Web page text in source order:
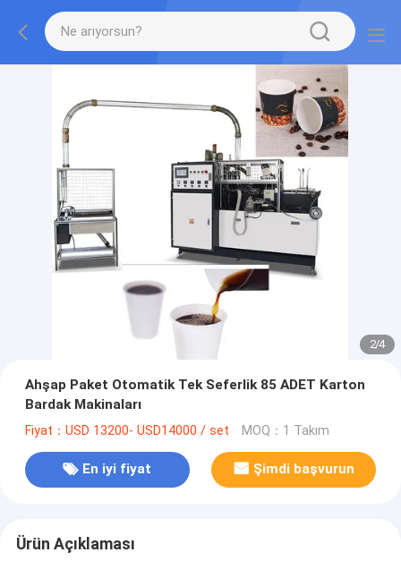
2/4
Ahşap Paket Otomatik Tek Seferlik 85 ADET Karton
Bardak Makinaları
Fiyat：USD 13200- USD14000 / set MOQ：1 Takım
En iyi fiyat Şimdi başvurun
Ürün Açıklaması